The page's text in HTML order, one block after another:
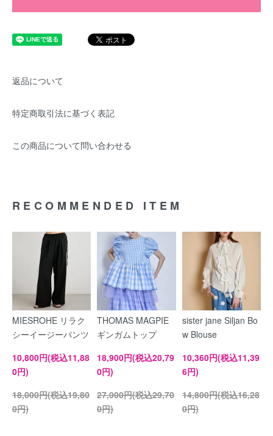
返品について
特定商取引法に基づく表記
この商品について問い合わせる
RECOMMENDED ITEM
MIESROHE リラク
シーイージーパンツ
10,800円(税込11,88
0円)
18,000円(税込19,80
0円)
THOMAS MAGPIE
ギンガムトップ
18,900円(税込20,79
0円)
27,000円(税込29,70
0円)
sister jane Siljan Bo
w Blouse
10,360円(税込11,39
6円)
14,800円(税込16,28
0円)